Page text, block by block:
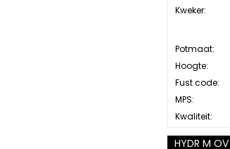
Kweker:
Potmaat:
Hoogte:
Fust code:
MPS:
Kwaliteit:
HYDR M OV